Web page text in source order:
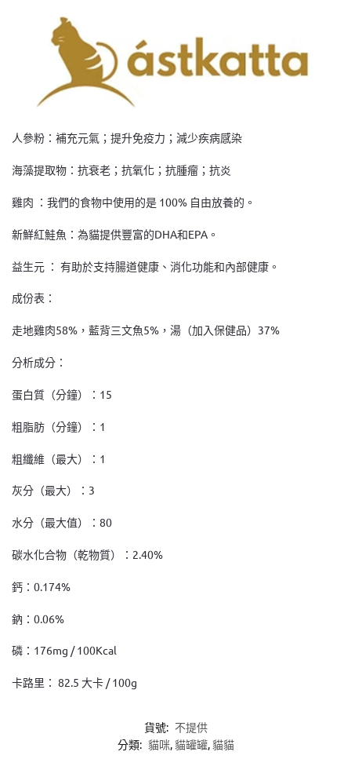
人參粉：補充元氣；提升免疫力；減少疾病感染
海藻提取物：抗衰老；抗氧化；抗腫瘤；抗炎
雞肉 ：我們的食物中使用的是 100% 自由放養的。
新鮮紅鮭魚：為貓提供豐富的DHA和EPA。
益生元 ： 有助於支持腸道健康、消化功能和內部健康。
成份表：
走地雞肉58%，藍背三文魚5%，湯（加入保健品）37%
分析成分：
蛋白質（分鐘）：15
粗脂肪（分鐘）：1
粗纖維（最大）：1
灰分（最大）：3
水分（最大值）：80
碳水化合物（乾物質）：2.40%
鈣：0.174%
鈉：0.06%
磷：176mg / 100Kcal
卡路里： 82.5 大卡 / 100g
貨號: 不提供
分類: 貓咪, 貓罐罐, 貓貓